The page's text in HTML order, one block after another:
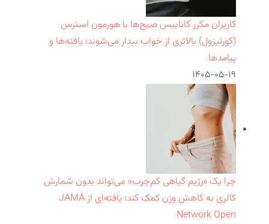
کاربران مکرر کانابیس صبح‌ها با هورمون استرس
(کورتیزول) بالاتری از خواب بیدار می‌شوند؛ یافته‌ها و
پیامدها
۱۴۰۵-۰۵-۱۹
چرا یک «رژیم گیاهی کم‌چرب» می‌تواند بدون شمارش
کالری به کاهش وزن کمک کند؛ یافته‌ای از JAMA
Network Open